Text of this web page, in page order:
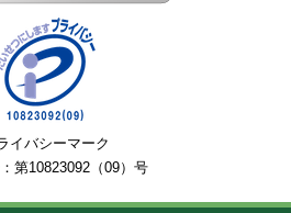
イバシーマーク
第10823092（09）号